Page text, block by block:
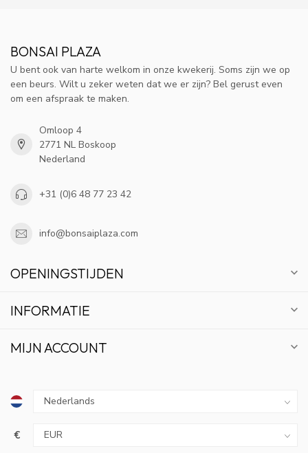
BONSAI PLAZA
U bent ook van harte welkom in onze kwekerij. Soms zijn we op
een beurs. Wilt u zeker weten dat we er zijn? Bel gerust even
om een afspraak te maken.
Omloop 4
2771 NL Boskoop
Nederland
+31 (0)6 48 77 23 42
info@bonsaiplaza.com
OPENINGSTIJDEN
INFORMATIE
MIJN ACCOUNT
€